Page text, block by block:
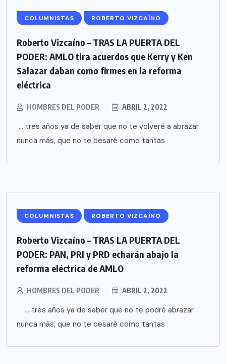
COLUMNISTAS ROBERTO VIZCAÍNO
Roberto Vizcaíno – TRAS LA PUERTA DEL
PODER: AMLO tira acuerdos que Kerry y Ken
Salazar daban como firmes en la reforma
eléctrica
HOMBRES DEL PODER ABRIL 2, 2022
… tres años ya de saber que no te volveré a abrazar
nunca más, que no te besaré como tantas
COLUMNISTAS ROBERTO VIZCAÍNO
Roberto Vizcaíno – TRAS LA PUERTA DEL
PODER: PAN, PRI y PRD echarán abajo la
reforma eléctrica de AMLO
HOMBRES DEL PODER ABRIL 2, 2022
… tres años ya de saber que no te podré abrazar
nunca más, que no te besaré como tantas